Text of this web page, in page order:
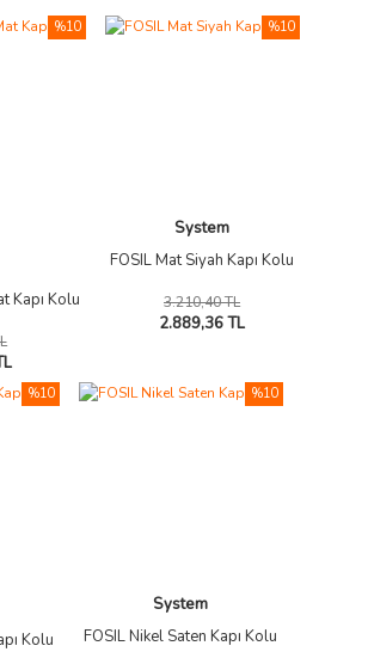
Kapı Kolu
%10
System
FOSIL Mat Siyah Kapı Kolu
3.210,40 TL
2.889,36 TL
%10
Kolu
%10
System
FOSIL Nikel Saten Kapı Kolu
%10